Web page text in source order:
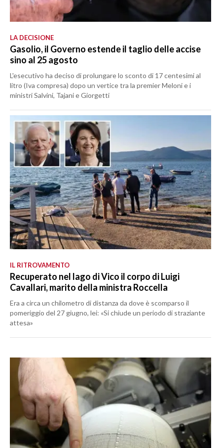
LA DECISIONE
Gasolio, il Governo estende il taglio delle accise
sino al 25 agosto
L'esecutivo ha deciso di prolungare lo sconto di 17 centesimi al
litro (Iva compresa) dopo un vertice tra la premier Meloni e i
ministri Salvini, Tajani e Giorgetti
IL RITROVAMENTO
Recuperato nel lago di Vico il corpo di Luigi
Cavallari, marito della ministra Roccella
Era a circa un chilometro di distanza da dove è scomparso il
pomeriggio del 27 giugno, lei: «Si chiude un periodo di straziante
attesa»